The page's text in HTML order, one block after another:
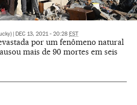
DEC 13, 2021 - 20:28 EST
por um fenômeno natural
mais de 90 mortes em seis